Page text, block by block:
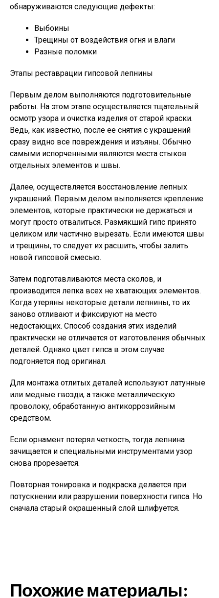
обнаруживаются следующие дефекты:
Выбоины
Трещины от воздействия огня и влаги
Разные поломки
Этапы реставрации гипсовой лепнины
Первым делом выполняются подготовительные
работы. На этом этапе осуществляется тщательный
осмотр узора и очистка изделия от старой краски.
Ведь, как известно, после ее снятия с украшений
сразу видно все повреждения и изъяны. Обычно
самыми испорченными являются места стыков
отдельных элементов и швы.
Далее, осуществляется восстановление лепных
украшений. Первым делом выполняется крепление
элементов, которые практически не держаться и
могут просто отвалиться. Размякший гипс принято
целиком или частично вырезать. Если имеются швы
и трещины, то следует их расшить, чтобы залить
новой гипсовой смесью.
Затем подготавливаются места сколов, и
производится лепка всех не хватающих элементов.
Когда утеряны некоторые детали лепнины, то их
заново отливают и фиксируют на место
недостающих. Способ создания этих изделий
практически не отличается от изготовления обычных
деталей. Однако цвет гипса в этом случае
подгоняется под оригинал.
Для монтажа отлитых деталей используют латунные
или медные гвозди, а также металлическую
проволоку, обработанную антикоррозийным
средством.
Если орнамент потерял четкость, тогда лепнина
зачищается и специальными инструментами узор
снова прорезается.
Повторная тонировка и подкраска делается при
потускнении или разрушении поверхности гипса. Но
сначала старый окрашенный слой шлифуется.
Похожие материалы: